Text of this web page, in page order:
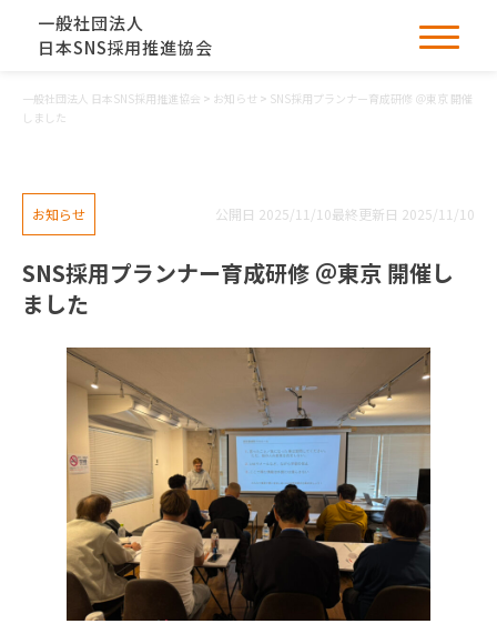
一般社団法人
日本SNS採用推進協会
一般社団法人 日本SNS採用推進協会 > お知らせ > SNS採用プランナー育成研修 ＠東京 開催
しました
お知らせ 公開日 2025/11/10最終更新日 2025/11/10
SNS採用プランナー育成研修 ＠東京 開催し
ました